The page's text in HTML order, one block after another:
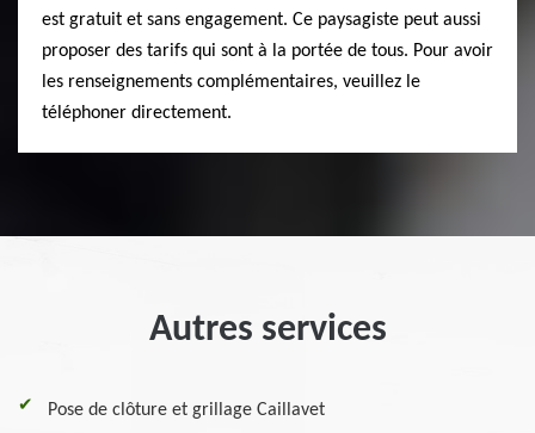
est gratuit et sans engagement. Ce paysagiste peut aussi
proposer des tarifs qui sont à la portée de tous. Pour avoir
les renseignements complémentaires, veuillez le
téléphoner directement.
Autres services
Pose de clôture et grillage Caillavet